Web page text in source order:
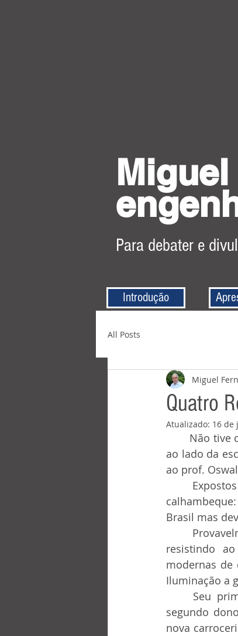
Para debater e
Introdução
All Posts
Quatro
Miguel
Atualizado: 16 de
ao lado da
ao prof.
Brasil mas
resistindo
modernas de
Iluminação a
segundo
nova